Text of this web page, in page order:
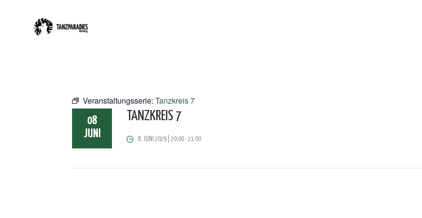
Veranstaltungsserie: Tanzkreis 7
08
JUNI
TANZKREIS 7
8. JUNI 2029 | 20:00-21:00